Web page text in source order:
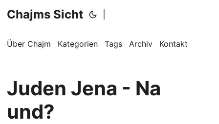
Chajms Sicht
Über Chajm Kategorien Tags Archiv Kontakt
Juden Jena - Na
und?